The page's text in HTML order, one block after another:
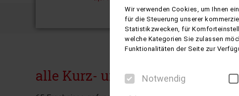
Busreisen
alle Kurz- und Rundreisen
Wir verwenden Cookies, um Ihnen
für die Steuerung unserer
Statistikzwecken, für
welche Kategorien Sie zulassen
Funktionalitäten der Seite zur
Notwendig